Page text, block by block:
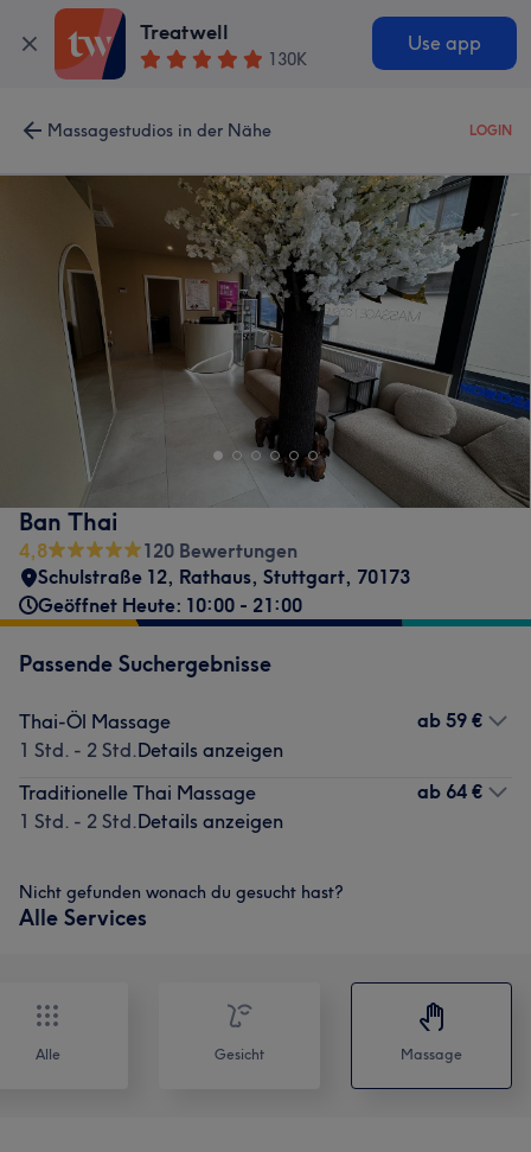
Treatwell
130K
Use app
Massagestudios in der Nähe LOGIN
Ban Thai
4,8
120 Bewertungen
Schulstraße 12, Rathaus, Stuttgart, 70173
Geöffnet Heute: 10:00 - 21:00
Passende Suchergebnisse
Thai-Öl Massage
1 Std. - 2 Std.Details anzeigen
ab 59 €
Traditionelle Thai Massage
1 Std. - 2 Std.Details anzeigen
ab 64 €
Nicht gefunden wonach du gesucht hast?
Alle Services
Alle Gesicht Massage